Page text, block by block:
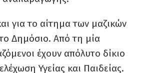
για το αίτημα των μαζικών
Δημόσιο. Από τη μία
έχουν απόλυτο δίκιο
Υγείας και Παιδείας.